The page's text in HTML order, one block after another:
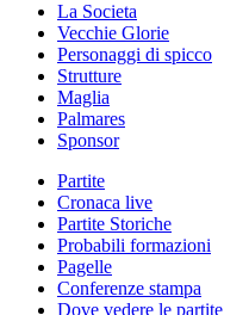
La Societa
Vecchie Glorie
Personaggi di spicco
Strutture
Maglia
Palmares
Sponsor
Partite
Cronaca live
Partite Storiche
Probabili formazioni
Pagelle
Conferenze stampa
Dove vedere le partite